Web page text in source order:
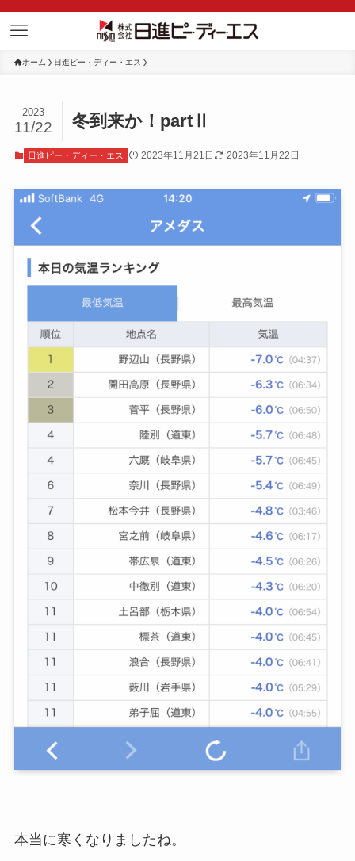
ホーム 日進ピー・ディー・エス
冬到来か！partⅡ
2023
11/22
日進ピー・ディー・エス 2023年11月21日 2023年11月22日
本当に寒くなりましたね。